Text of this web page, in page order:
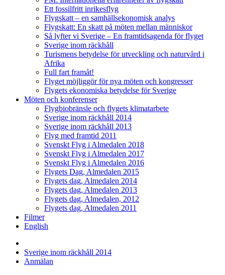
Ett fossilfritt inrikesflyg
Flygskatt – en samhällsekonomisk analys
Flygskatt: En skatt på möten mellan människor
Så lyfter vi Sverige – En framtidsagenda för flyget
Sverige inom räckhåll
Turismens betydelse för utveckling och naturvård i
Afrika
Full fart framåt!
Flyget möjliggör för nya möten och kongresser
Flygets ekonomiska betydelse för Sverige
Möten och konferenser
Flygbiobränsle och flygets klimatarbete
Sverige inom räckhåll 2014
Sverige inom räckhåll 2013
Flyg med framtid 2011
Svenskt Flyg i Almedalen 2018
Svenskt Flyg i Almedalen 2017
Svenskt Flyg i Almedalen 2016
Flygets Dag, Almedalen 2015
Flygets dag, Almedalen 2014
Flygets dag, Almedalen 2013
Flygets dag, Almedalen, 2012
Flygets dag, Almedalen 2011
Filmer
English
Sverige inom räckhåll 2014
Anmälan